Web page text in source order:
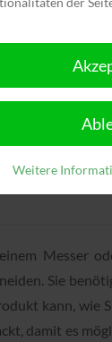
in den
Messer
Sie
kann, wie
damit es
Weitere